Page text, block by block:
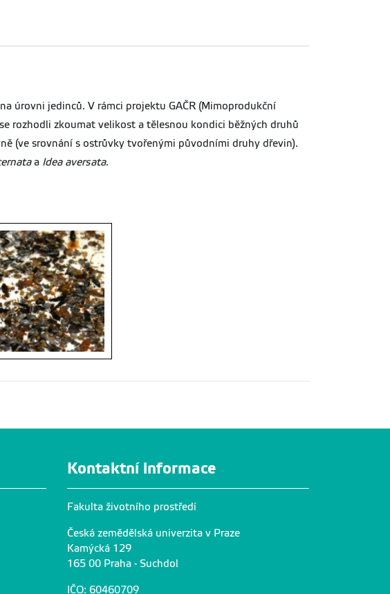
úrovni jedinců. V rámci projektu GAČR (Mimoprodukční
rozhodli zkoumat velikost a tělesnou kondici běžných druhů
(ve srovnání s ostrůvky tvořenými původními druhy dřevin).
a Idea aversata.
Kontaktní informace
Fakulta životního prostředí
Česká zemědělská univerzita v Praze
Kamýcká 129
165 00 Praha - Suchdol
IČO: 60460709